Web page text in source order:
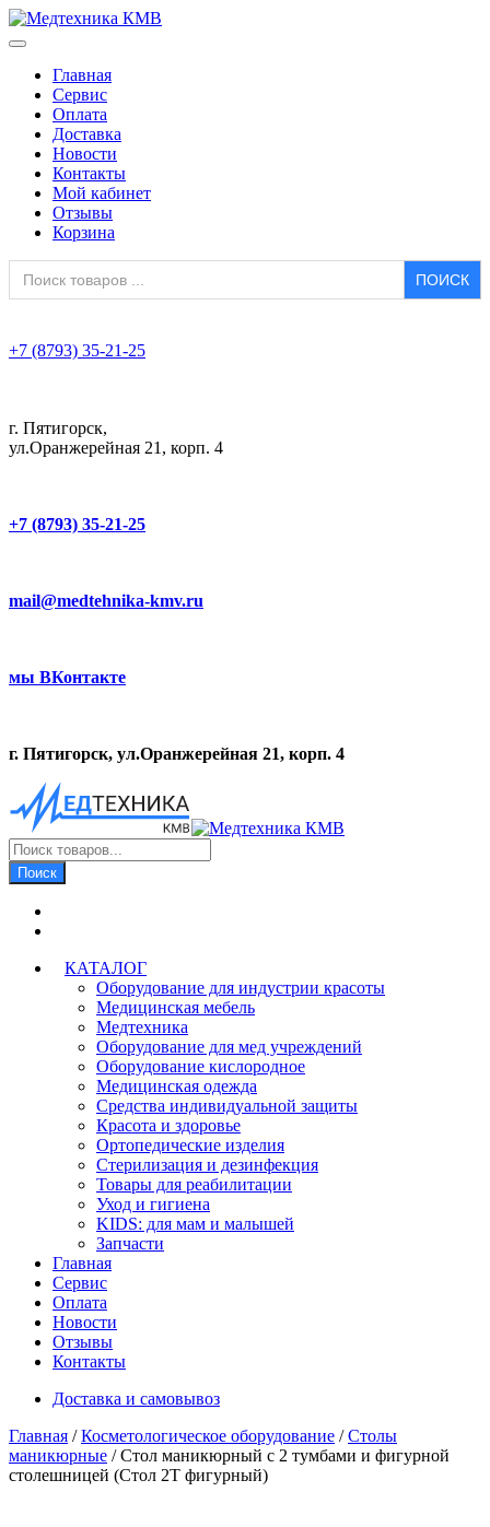
Главная
Сервис
Оплата
Доставка
Новости
Контакты
Мой кабинет
Отзывы
Корзина
Search
for:
+7 (8793) 35-21-25
г. Пятигорск,
ул.Оранжерейная 21, корп. 4
+7 (8793) 35-21-25
mail@medtehnika-kmv.ru
мы ВКонтакте
г. Пятигорск, ул.Оранжерейная 21, корп. 4
Поиск
товаров
Поиск
КАТАЛОГ
Оборудование для индустрии красоты
Медицинская мебель
Медтехника
Оборудование для мед учреждений
Оборудование кислородное
Медицинская одежда
Средства индивидуальной защиты
Красота и здоровье
Ортопедические изделия
Стерилизация и дезинфекция
Товары для реабилитации
Уход и гигиена
KIDS: для мам и малышей
Запчасти
Главная
Сервис
Оплата
Новости
Отзывы
Контакты
Доставка и самовывоз
Главная /Косметологическое оборудование /Столы
маникюрные / Стол маникюрный с 2 тумбами и фигурной
столешницей (Стол 2Т фигурный)